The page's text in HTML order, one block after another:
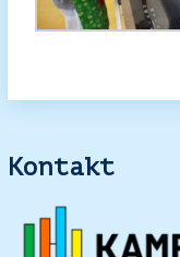
Kontakt